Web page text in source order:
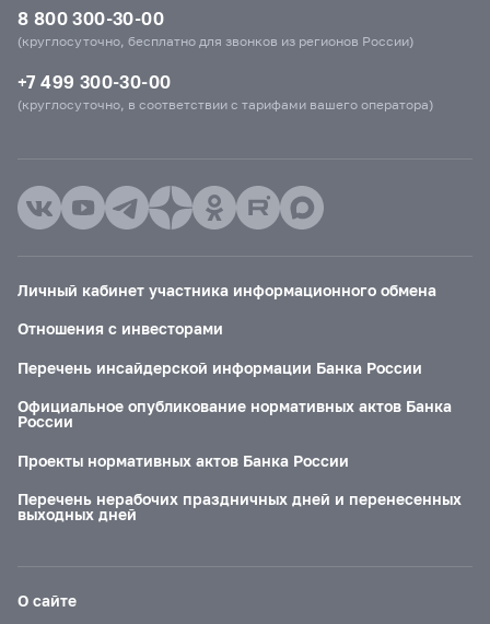
8 800 300-30-00
(круглосуточно, бесплатно для звонков из регионов России)
+7 499 300-30-00
(круглосуточно, в соответствии с тарифами вашего оператора)
Личный кабинет участника информационного обмена
Отношения с инвесторами
Перечень инсайдерской информации Банка России
Официальное опубликование нормативных актов Банка
России
Проекты нормативных актов Банка России
Перечень нерабочих праздничных дней и перенесенных
выходных дней
О сайте